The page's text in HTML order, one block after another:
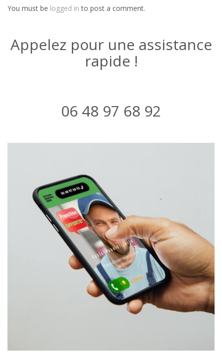
You must be logged in to post a comment.
Appelez pour une assistance
rapide !
06 48 97 68 92